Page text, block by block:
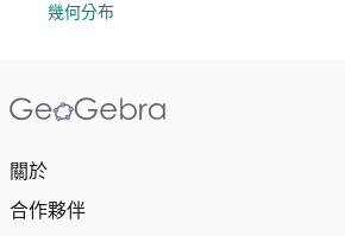
幾何分布
關於
合作夥伴